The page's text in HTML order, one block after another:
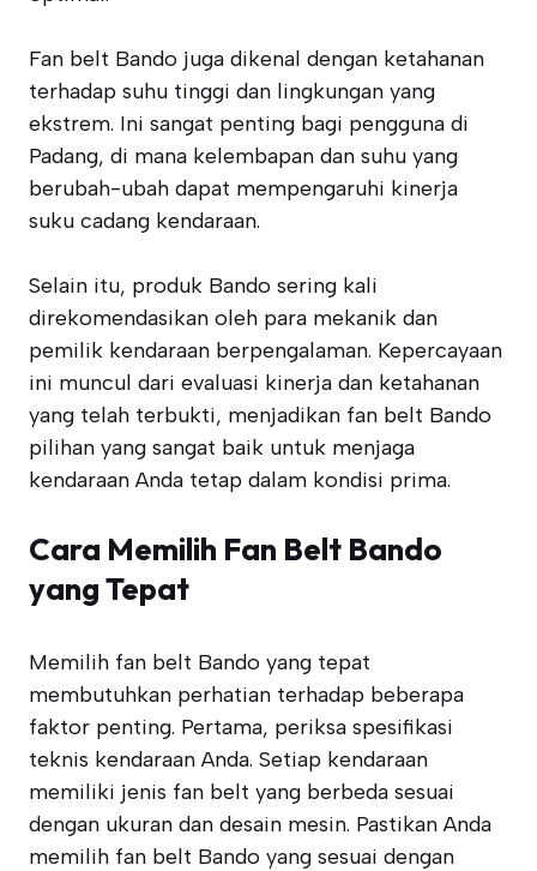
Fan belt Bando juga dikenal dengan ketahanan
terhadap suhu tinggi dan lingkungan yang
ekstrem. Ini sangat penting bagi pengguna di
Padang, di mana kelembapan dan suhu yang
berubah-ubah dapat mempengaruhi kinerja
suku cadang kendaraan.
Selain itu, produk Bando sering kali
direkomendasikan oleh para mekanik dan
pemilik kendaraan berpengalaman. Kepercayaan
ini muncul dari evaluasi kinerja dan ketahanan
yang telah terbukti, menjadikan fan belt Bando
pilihan yang sangat baik untuk menjaga
kendaraan Anda tetap dalam kondisi prima.
Cara Memilih Fan Belt Bando
yang Tepat
Memilih fan belt Bando yang tepat
membutuhkan perhatian terhadap beberapa
faktor penting. Pertama, periksa spesifikasi
teknis kendaraan Anda. Setiap kendaraan
memiliki jenis fan belt yang berbeda sesuai
dengan ukuran dan desain mesin. Pastikan Anda
memilih fan belt Bando yang sesuai dengan